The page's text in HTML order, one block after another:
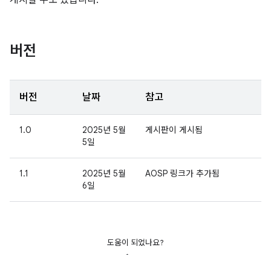
버전
버전 날짜 참고
1.0
2025년 5월
5일
게시판이 게시됨
1.1
2025년 5월
6일
AOSP 링크가 추가됨
도움이 되었나요?